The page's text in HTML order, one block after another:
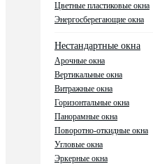
Цветные пластиковые окна
Энергосберегающие окна
Нестандартные окна
Арочные окна
Вертикальные окна
Витражные окна
Горизонтальные окна
Панорамные окна
Поворотно-откидные окна
Угловые окна
Эркерные окна